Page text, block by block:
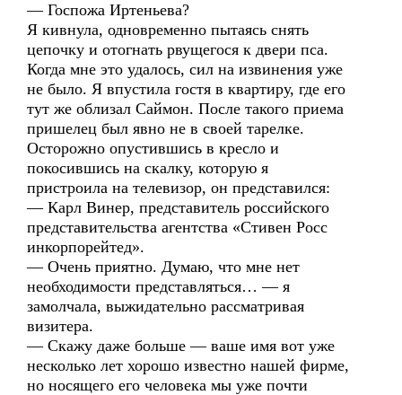
— Госпожа Иртеньева?
Я кивнула, одновременно пытаясь снять
цепочку и отогнать рвущегося к двери пса.
Когда мне это удалось, сил на извинения уже
не было. Я впустила гостя в квартиру, где его
тут же облизал Саймон. После такого приема
пришелец был явно не в своей тарелке.
Осторожно опустившись в кресло и
покосившись на скалку, которую я
пристроила на телевизор, он представился:
— Карл Винер, представитель российского
представительства агентства «Стивен Росс
инкорпорейтед».
— Очень приятно. Думаю, что мне нет
необходимости представляться… — я
замолчала, выжидательно рассматривая
визитера.
— Скажу даже больше — ваше имя вот уже
несколько лет хорошо известно нашей фирме,
но носящего его человека мы уже почти